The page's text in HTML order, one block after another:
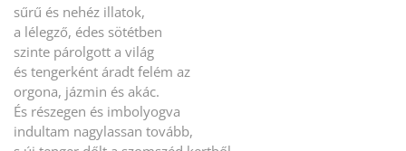
sűrű és nehéz illatok,
a lélegző, édes sötétben
szinte párolgott a világ
és tengerként áradt felém az
orgona, jázmin és akác.
És részegen és imbolyogva
indultam nagylassan tovább,